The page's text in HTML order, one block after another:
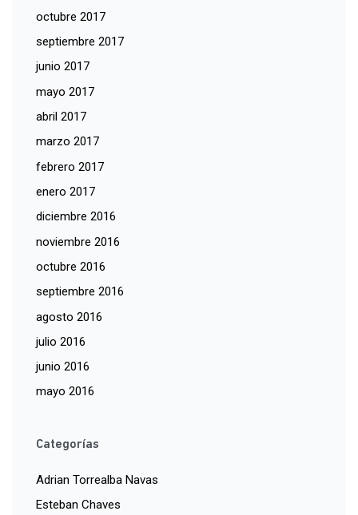
octubre 2017
septiembre 2017
junio 2017
mayo 2017
abril 2017
marzo 2017
febrero 2017
enero 2017
diciembre 2016
noviembre 2016
octubre 2016
septiembre 2016
agosto 2016
julio 2016
junio 2016
mayo 2016
Categorías
Adrian Torrealba Navas
Esteban Chaves